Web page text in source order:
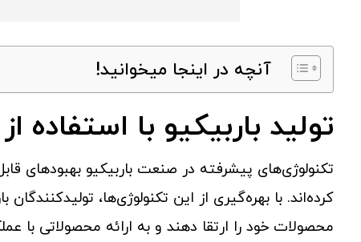
آنچه در اینجا میخوانید!
تولید باربیکیو با
تکنولوژی‌های پیشرفته در صنعت باربیکیو بهبودهای
کرده‌اند. با بهره‌گیری از این تکنولوژی‌ها،
محصولات خود را ارتقا دهند و به ارائه محصولاتی با